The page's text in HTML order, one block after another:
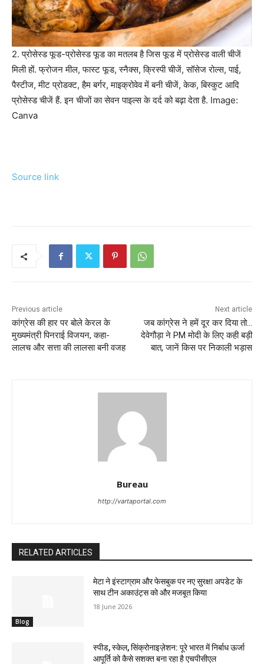
2. प्रोसेस्ड फूड-प्रोसेस्ड फूड का मतलब है जिस फूड में प्रोसेस्ड वाली चीजें
मिली हों. फ्रोजन मील, फास्ट फूड, स्नैक्स, क्रिस्पी चीजें, सॉसेज रोल्स, पाई,
पैस्टीज, मीट प्रोडक्ट, हैम बर्गर, माइक्रोवेव में बनी चीजें, केक, बिस्कुट आदि
प्रोसेस्ड चीजें हैं. इन चीजों का सेवन पाइल्स के दर्द को बढ़ा देता है. Image:
Canva
Source link
Previous article
कांग्रेस की हार पर बोले केरल के
मुख्‍यमंत्री पिनराई विजयन, कहा-
लालच और सत्ता की लालसा बनी वजह
Next article
जब कांग्रेस ने हमें दूर कर दिया तो…
देवेगौड़ा ने PM मोदी के लिए कही बड़ी
बात, जानें किस पर निकाली भड़ास
Bureau
http://vartaportal.com
RELATED ARTICLES
Blog
मेटा ने इंस्टाग्राम और फेसबुक पर नए सुरक्षा अपडेट के
साथ टीन अकाउंट्स को और मजबूत किया
18 June 2026
स्पीड, स्केल, सिंक्रोनाइज़ेशन: पूरे भारत में निर्बाध ऊर्जा
आपूर्ति को कैसे सशक्त बना रहा है एचपीसीएल